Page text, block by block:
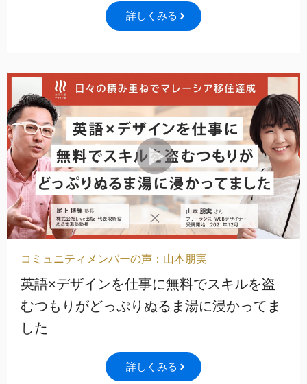
詳しくみる
コミュニティメンバーの声：山本朋実
英語×デザインを仕事に無料でスキルを盗
むつもりがどっぷりぬるま湯に浸かってま
した
詳しくみる